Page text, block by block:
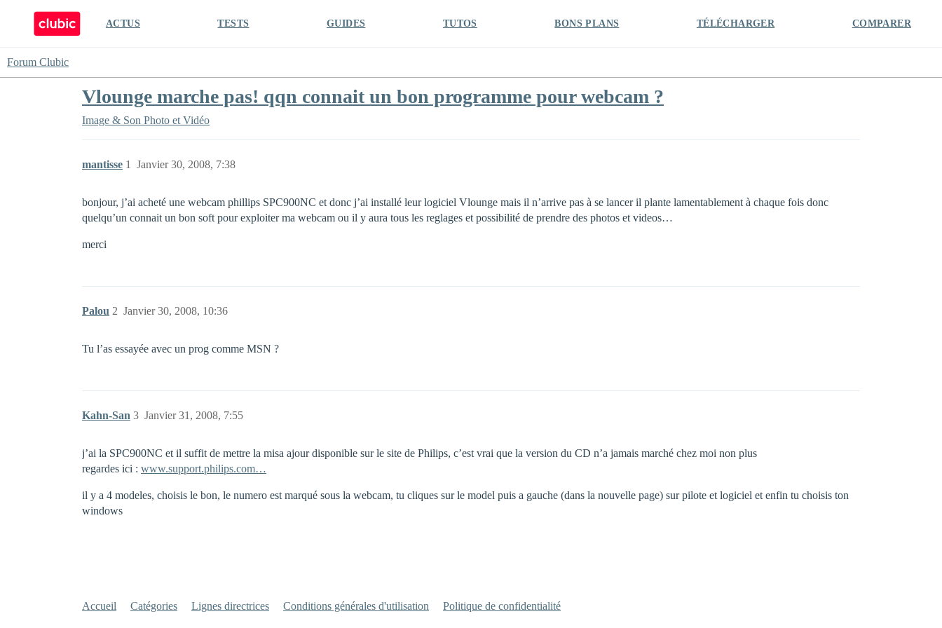
ACTUS TESTS GUIDES TUTOS BONS PLANS TÉLÉCHARGER COMPARER
Forum Clubic
Vlounge marche pas! qqn connait un bon programme pour webcam ?
Image & Son Photo et Vidéo
mantisse Janvier 30, 2008, 7:38
1
bonjour, j’ai acheté une webcam phillips SPC900NC et donc j’ai installé leur logiciel Vlounge mais il n’arrive pas à se lancer il plante lamentablement à chaque fois donc
quelqu’un connait un bon soft pour exploiter ma webcam ou il y aura tous les reglages et possibilité de prendre des photos et videos…
merci
Palou Janvier 30, 2008, 10:36
2
Tu l’as essayée avec un prog comme MSN ?
Kahn-San Janvier 31, 2008, 7:55
3
j’ai la SPC900NC et il suffit de mettre la misa ajour disponible sur le site de Philips, c’est vrai que la version du CD n’a jamais marché chez moi non plus
regardes ici : www.support.philips.com…
il y a 4 modeles, choisis le bon, le numero est marqué sous la webcam, tu cliques sur le model puis a gauche (dans la nouvelle page) sur pilote et logiciel et enfin tu choisis ton
windows
Accueil Catégories Lignes directrices Conditions générales d'utilisation Politique de confidentialité